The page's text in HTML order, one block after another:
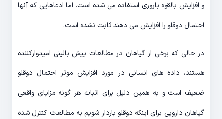
و افزایش بالقوه باروری استفاده می شده است. اما ادعاهایی که آنها
احتمال دوقلو را افزایش می دهند ثابت نشده است.
در حالی که برخی از گیاهان در مطالعات پیش بالینی امیدوارکننده
هستند، داده های انسانی در مورد افزایش موثر احتمال دوقلو
ضعیف است و به همین دلیل برای اثبات هر گونه مزایای واقعی
گیاهان دارویی برای اینکه دوقلو باردار شویم به مطالعات کنترل شده